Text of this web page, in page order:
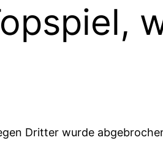
Dritter wurde